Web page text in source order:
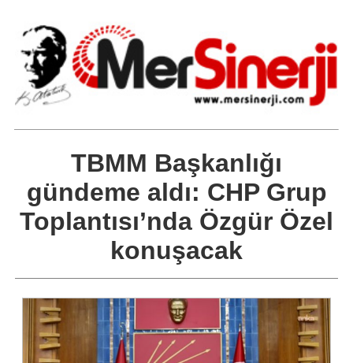
TBMM Başkanlığı
gündeme aldı: CHP Grup
Toplantısı’nda Özgür Özel
konuşacak